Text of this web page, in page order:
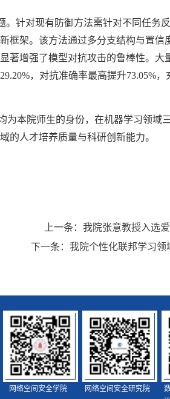
。针对现有防御方法需针对不同任务
框架。该方法通过多分支结构与置信
著增强了模型对抗攻击的鲁棒性。大
29.20%，对抗准确率最高提升73.05%，
本院师生的身份，在机器学习领域
的人才培养质量与科研创新能力。
上一条： 我院张意教授入选
下一条： 我院个性化联邦学习
网络空间安全学院 网络空间安全研究院